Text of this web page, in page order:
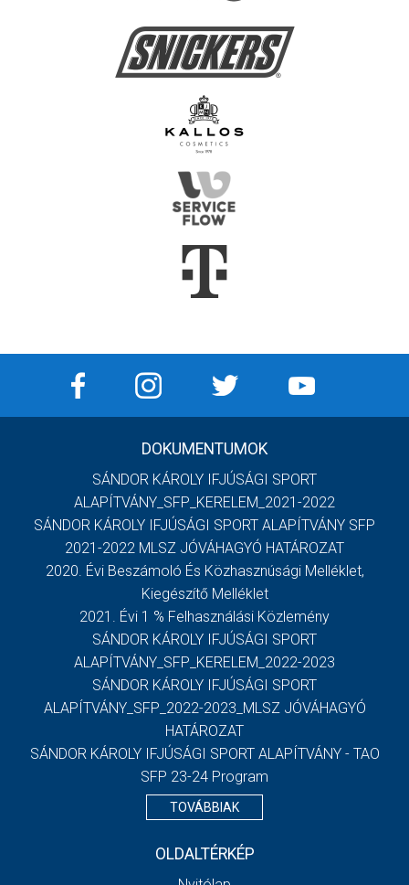
DOKUMENTUMOK
SÁNDOR KÁROLY IFJÚSÁGI SPORT
ALAPÍTVÁNY_SFP_KERELEM_2021-2022
SÁNDOR KÁROLY IFJÚSÁGI SPORT ALAPÍTVÁNY SFP
2021-2022 MLSZ JÓVÁHAGYÓ HATÁROZAT
2020. Évi Beszámoló És Közhasznúsági Melléklet,
Kiegészítő Melléklet
2021. Évi 1 % Felhasználási Közlemény
SÁNDOR KÁROLY IFJÚSÁGI SPORT
ALAPÍTVÁNY_SFP_KERELEM_2022-2023
SÁNDOR KÁROLY IFJÚSÁGI SPORT
ALAPÍTVÁNY_SFP_2022-2023_MLSZ JÓVÁHAGYÓ
HATÁROZAT
SÁNDOR KÁROLY IFJÚSÁGI SPORT ALAPÍTVÁNY - TAO
SFP 23-24 Program
TOVÁBBIAK
OLDALTÉRKÉP